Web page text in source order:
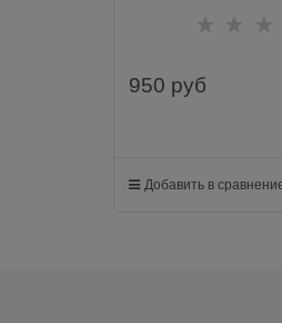
950 руб
Добавить в